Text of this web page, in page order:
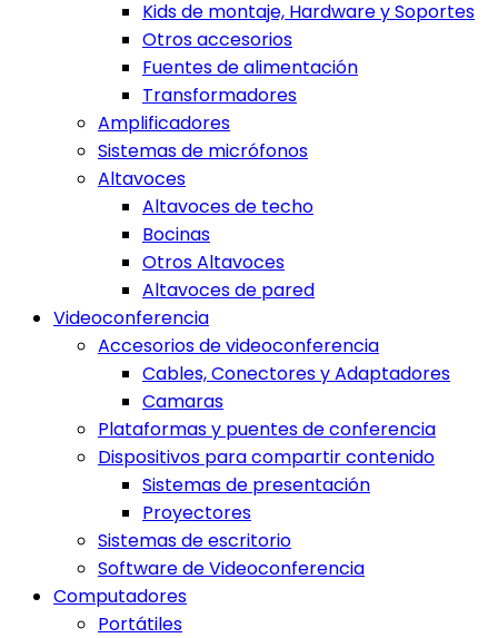
Kids de montaje, Hardware y Soportes
Otros accesorios
Fuentes de alimentación
Transformadores
Amplificadores
Sistemas de micrófonos
Altavoces
Altavoces de techo
Bocinas
Otros Altavoces
Altavoces de pared
Videoconferencia
Accesorios de videoconferencia
Cables, Conectores y Adaptadores
Camaras
Plataformas y puentes de conferencia
Dispositivos para compartir contenido
Sistemas de presentación
Proyectores
Sistemas de escritorio
Software de Videoconferencia
Computadores
Portátiles